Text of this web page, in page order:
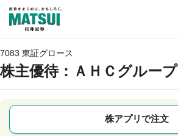
7083 東証グロース
株主優待：ＡＨＣグループ
株アプリで注文